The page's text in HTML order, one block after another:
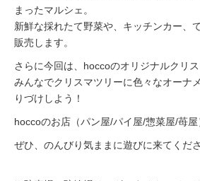
まったマルシェ。
新鮮な採れたて野菜や、キッチンカー、
販売します。
さらに今回は、hoccoのオリジナルクリス
みんなでクリスマツリーに色々なオーナ
りづけしよう！
hoccoのお店（パン屋/パイ屋/惣菜屋/苺屋
ぜひ、のんびり気ままに遊びに来てくださ